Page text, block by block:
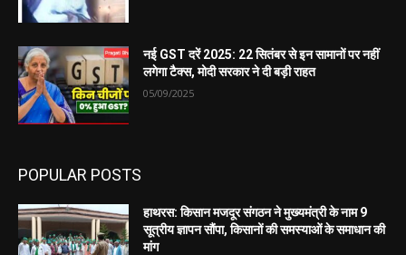
नई GST दरें 2025: 22 सितंबर से इन सामानों पर नहीं
लगेगा टैक्स, मोदी सरकार ने दी बड़ी राहत
05/09/2025
POPULAR POSTS
हाथरस: किसान मजदूर संगठन ने मुख्यमंत्री के नाम 9
सूत्रीय ज्ञापन सौंपा, किसानों की समस्याओं के समाधान की
मांग